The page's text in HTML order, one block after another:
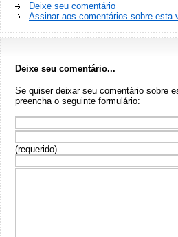
Deixe seu comentário
Assinar aos comentários sobre esta
Deixe seu comentário...
Se quiser deixar seu comentário sobre
preencha o seguinte formulário:
(requerido)